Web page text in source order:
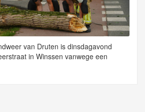
van Druten is dinsdagavond
in Winssen vanwege een